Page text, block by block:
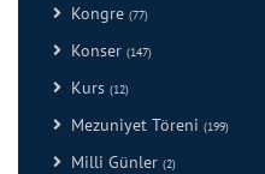
Kongre (77)
Konser (147)
Kurs (12)
Mezuniyet Töreni (199)
Milli Günler (2)